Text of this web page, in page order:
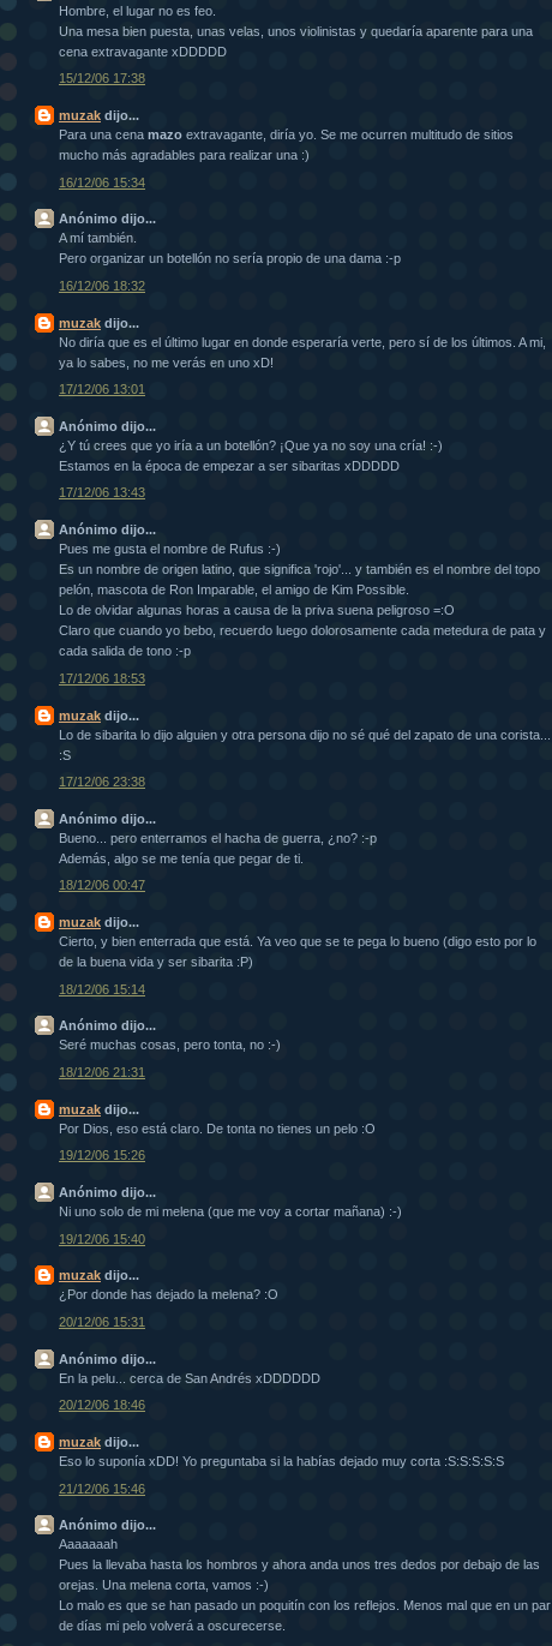
Hombre, el lugar no es feo.
Una mesa bien puesta, unas velas, unos violinistas y quedaría aparente para una
cena extravagante xDDDDD
15/12/06 17:38
muzak dijo...
Para una cena mazo extravagante, diría yo. Se me ocurren multitudo de sitios
mucho más agradables para realizar una :)
16/12/06 15:34
Anónimo dijo...
A mí también.
Pero organizar un botellón no sería propio de una dama :-p
16/12/06 18:32
muzak dijo...
No diría que es el último lugar en donde esperaría verte, pero sí de los últimos. A mi,
ya lo sabes, no me verás en uno xD!
17/12/06 13:01
Anónimo dijo...
¿Y tú crees que yo iría a un botellón? ¡Que ya no soy una cría! :-)
Estamos en la época de empezar a ser sibaritas xDDDDD
17/12/06 13:43
Anónimo dijo...
Pues me gusta el nombre de Rufus :-)
Es un nombre de origen latino, que significa 'rojo'... y también es el nombre del topo
pelón, mascota de Ron Imparable, el amigo de Kim Possible.
Lo de olvidar algunas horas a causa de la priva suena peligroso =:O
Claro que cuando yo bebo, recuerdo luego dolorosamente cada metedura de pata y
cada salida de tono :-p
17/12/06 18:53
muzak dijo...
Lo de sibarita lo dijo alguien y otra persona dijo no sé qué del zapato de una corista...
:S
17/12/06 23:38
Anónimo dijo...
Bueno... pero enterramos el hacha de guerra, ¿no? :-p
Además, algo se me tenía que pegar de ti.
18/12/06 00:47
muzak dijo...
Cierto, y bien enterrada que está. Ya veo que se te pega lo bueno (digo esto por lo
de la buena vida y ser sibarita :P)
18/12/06 15:14
Anónimo dijo...
Seré muchas cosas, pero tonta, no :-)
18/12/06 21:31
muzak dijo...
Por Dios, eso está claro. De tonta no tienes un pelo :O
19/12/06 15:26
Anónimo dijo...
Ni uno solo de mi melena (que me voy a cortar mañana) :-)
19/12/06 15:40
muzak dijo...
¿Por donde has dejado la melena? :O
20/12/06 15:31
Anónimo dijo...
En la pelu... cerca de San Andrés xDDDDDD
20/12/06 18:46
muzak dijo...
Eso lo suponía xDD! Yo preguntaba si la habías dejado muy corta :S:S:S:S:S
21/12/06 15:46
Anónimo dijo...
Aaaaaaah
Pues la llevaba hasta los hombros y ahora anda unos tres dedos por debajo de las
orejas. Una melena corta, vamos :-)
Lo malo es que se han pasado un poquitín con los reflejos. Menos mal que en un par
de días mi pelo volverá a oscurecerse.